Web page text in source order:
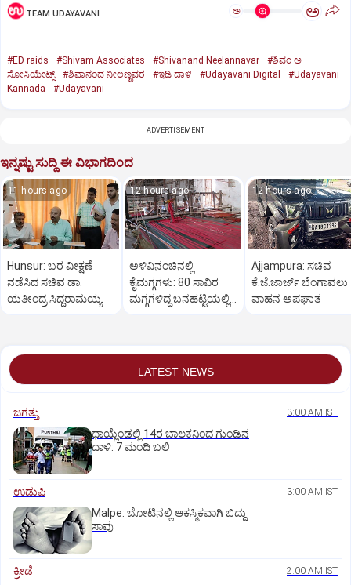
TEAM UDAYAVANI ಅ ಅ
#ED raids #Shivam Associates #Shivanand Neelannavar
#ಶಿವಂ ಅ
ಸೋಸಿಯೇಟ್ಸ್
#ಶಿವಾನಂದ ನೀಲಣ್ಣವರ #ಇಡಿ ದಾಳಿ #Udayavani Digital
#Udayavani
Kannada
#Udayavani
ADVERTISEMENT
ಇನ್ನಷ್ಟು ಸುದ್ದಿ ಈ ವಿಭಾಗದಿಂದ
11 hours ago
Hunsur: ಬರ ವೀಕ್ಷಣೆ
ನಡೆಸಿದ ಸಚಿವ ಡಾ.
ಯತೀಂದ್ರ ಸಿದ್ದರಾಮಯ್ಯ
12 hours ago
ಅಳಿವಿನಂಚಿನಲ್ಲಿ
ಕೈಮಗ್ಗಗಳು: 80 ಸಾವಿರ
ಮಗ್ಗಗಳಿದ್ದ ಬನಹಟ್ಟಿಯಲ್ಲಿ
12 hours ago
Ajjampura: ಸಚಿವ
ಕೆ.ಜೆ.ಜಾರ್ಜ್ ಬೆಂಗಾವಲು
ವಾಹನ ಅಪಘಾತ
LATEST NEWS
ಜಗತ್ತು 3:00 AM IST
ಥಾಯ್ಲೆಂಡಲ್ಲಿ 14ರ ಬಾಲಕನಿಂದ ಗುಂಡಿನ
ದಾಳಿ: 7 ಮಂದಿ ಬಲಿ
ಉಡುಪಿ 3:00 AM IST
Malpe: ಬೋಟಿನಲ್ಲಿ ಆಕಸ್ಮಿಕವಾಗಿ ಬಿದ್ದು
ಸಾವು
ಕ್ರೀಡೆ 2:00 AM IST